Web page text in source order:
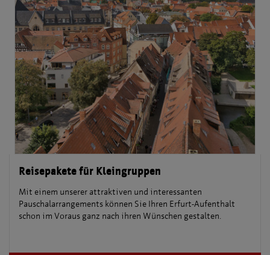
Reisepakete für Kleingruppen
Mit einem unserer attraktiven und interessanten
Pauschalarrangements können Sie Ihren Erfurt-Aufenthalt
schon im Voraus ganz nach ihren Wünschen gestalten.